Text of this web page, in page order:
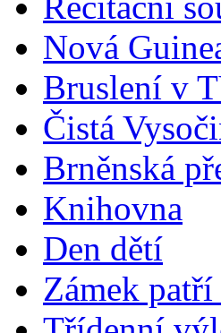
Nová
Bruslení v
Čistá
Brněnská
Knihovna
Den dětí
Zámek patří